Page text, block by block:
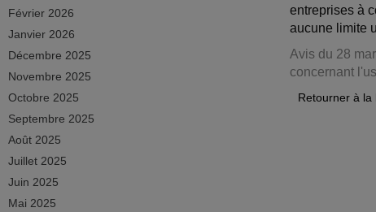
Février 2026
Janvier 2026
Décembre 2025
Novembre 2025
Octobre 2025
Septembre 2025
Août 2025
Juillet 2025
Juin 2025
Mai 2025
entreprises à
aucune limite
Avis du 28
concernant
Retourner à la